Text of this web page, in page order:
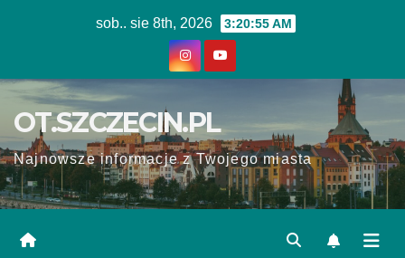
sob.. sie 8th, 2026 3:20:55 AM
OT.SZCZECIN.PL
Najnowsze informacje z Twojego miasta